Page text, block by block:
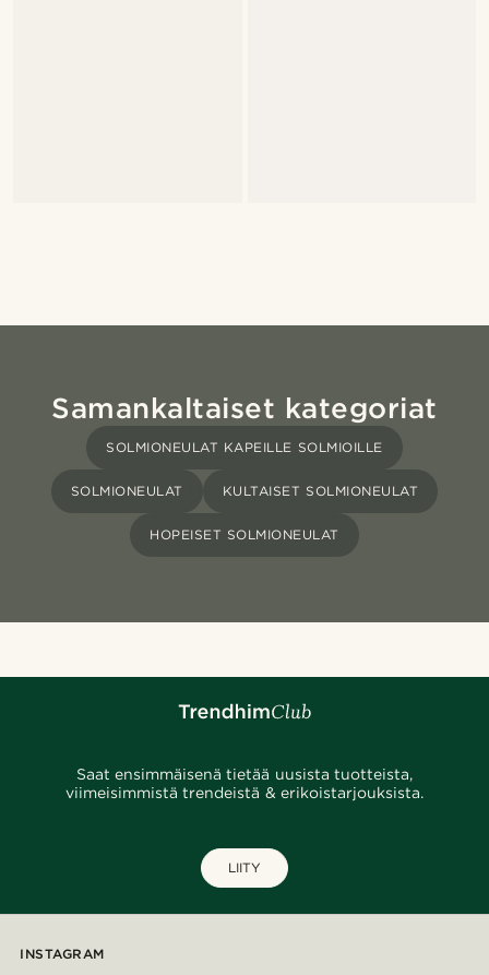
Samankaltaiset kategoriat
SOLMIONEULAT KAPEILLE SOLMIOILLE
SOLMIONEULAT KULTAISET SOLMIONEULAT
HOPEISET SOLMIONEULAT
Saat ensimmäisenä tietää uusista tuotteista,
viimeisimmistä trendeistä & erikoistarjouksista.
LIITY
INSTAGRAM